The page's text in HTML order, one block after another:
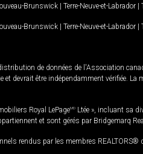
Brunswick | Terre-Neuve-et-Labrador |
Brunswick | Terre-Neuve-et-Labrador |
de données de l'Association
devrait être indépendamment vérifiée.
Royal LePageMD Ltée », incluant sa
et sont gérés par Bridgemarq
rendus par les membres REALTORS®